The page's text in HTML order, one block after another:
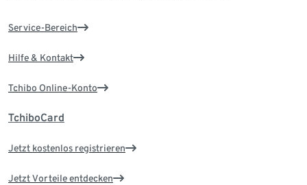
Service-Bereich
Hilfe & Kontakt
Tchibo Online-Konto
TchiboCard
Jetzt kostenlos registrieren
Jetzt Vorteile entdecken